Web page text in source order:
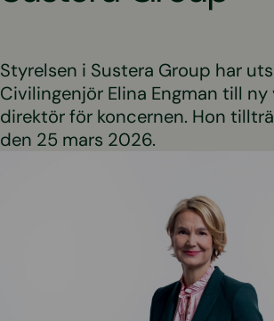
Styrelsen i Sustera Group har
Civilingenjör Elina Engman till
direktör för koncernen. Hon
den 25 mars 2026.